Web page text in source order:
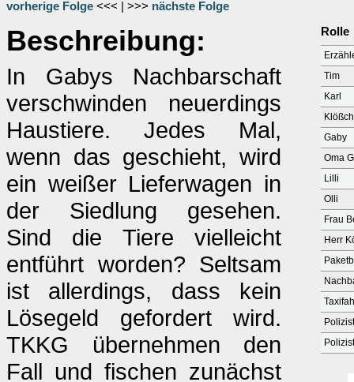
vorherige Folge <<< | >>> nächste Folge
Beschreibung:
In Gabys Nachbarschaft
verschwinden neuerdings
Haustiere. Jedes Mal,
wenn das geschieht, wird
ein weißer Lieferwagen in
der Siedlung gesehen.
Sind die Tiere vielleicht
entführt worden? Seltsam
ist allerdings, dass kein
Lösegeld gefordert wird.
TKKG übernehmen den
Fall und fischen zunächst
Rolle
Tim
Karl
Gaby
Oma
Lilli
Olli
Frau
Herr
Polizist